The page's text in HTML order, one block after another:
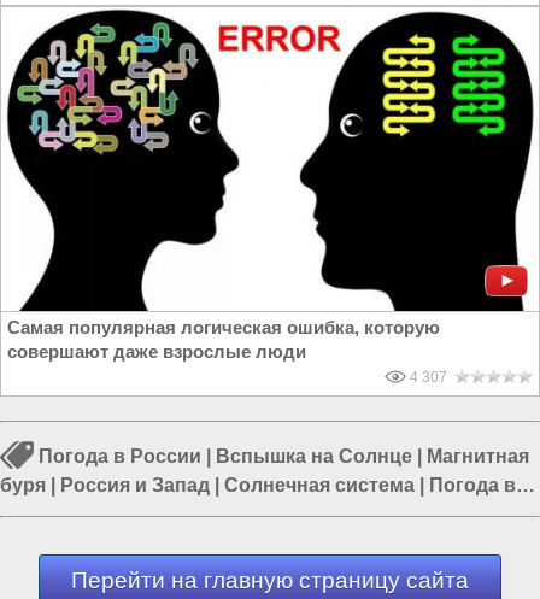
Самая популярная логическая ошибка, которую
совершают даже взрослые люди
4 307
Погода в России Вспышка на Солнце
Магнитная
буря
Россия и Запад Солнечная система
Погода в
Москве|Дмитрий Жуков
Перейти на главную страницу сайта